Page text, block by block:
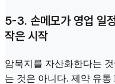
5-3. 손메모가 영업 일
작은 시작
암묵지를 자산화한다는
는 것은 아니다. 제약 유